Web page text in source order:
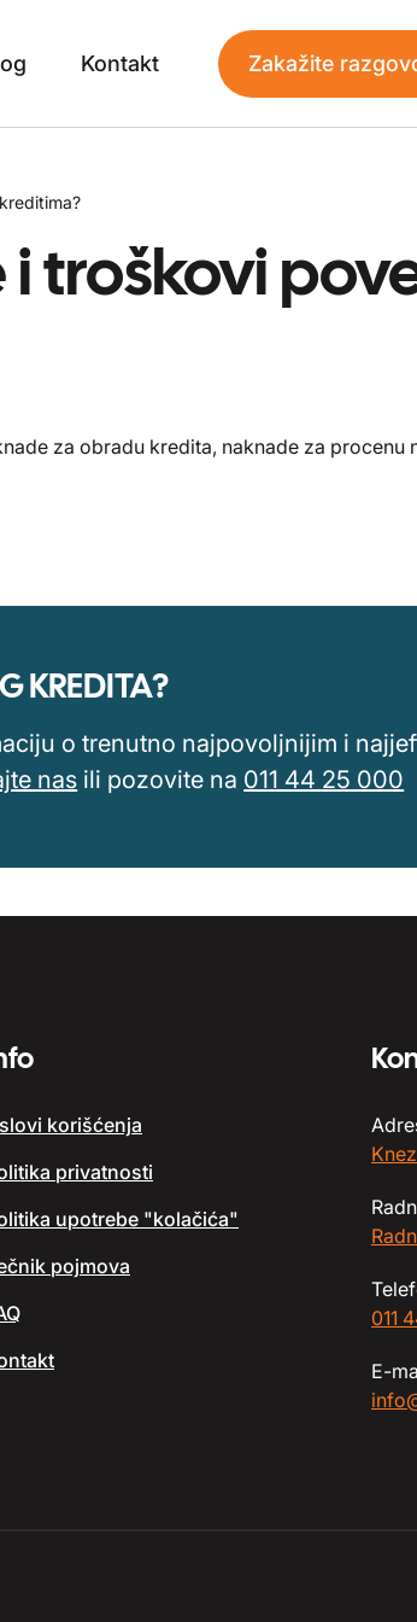
Kontakt Zakažite
troškovi
za obradu kredita, naknade za procenu
KREDITA?
o trenutno najpovoljnijim i
nas ili pozovite na 011 44 25 000
korišćenja
privatnosti
upotrebe "kolačića"
pojmova
011
E-